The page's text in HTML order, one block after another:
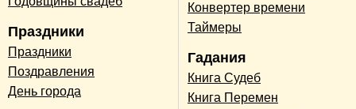
Праздники
Праздники
Поздравления
День города
Конвертер времени
Таймеры
Гадания
Книга Судеб
Книга Перемен